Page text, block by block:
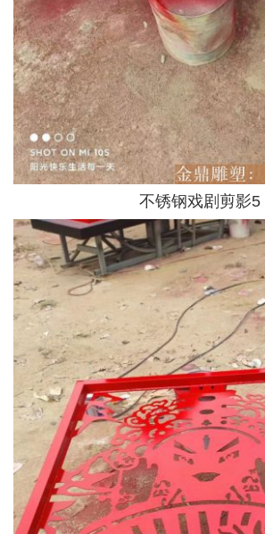
不锈钢戏剧剪影5